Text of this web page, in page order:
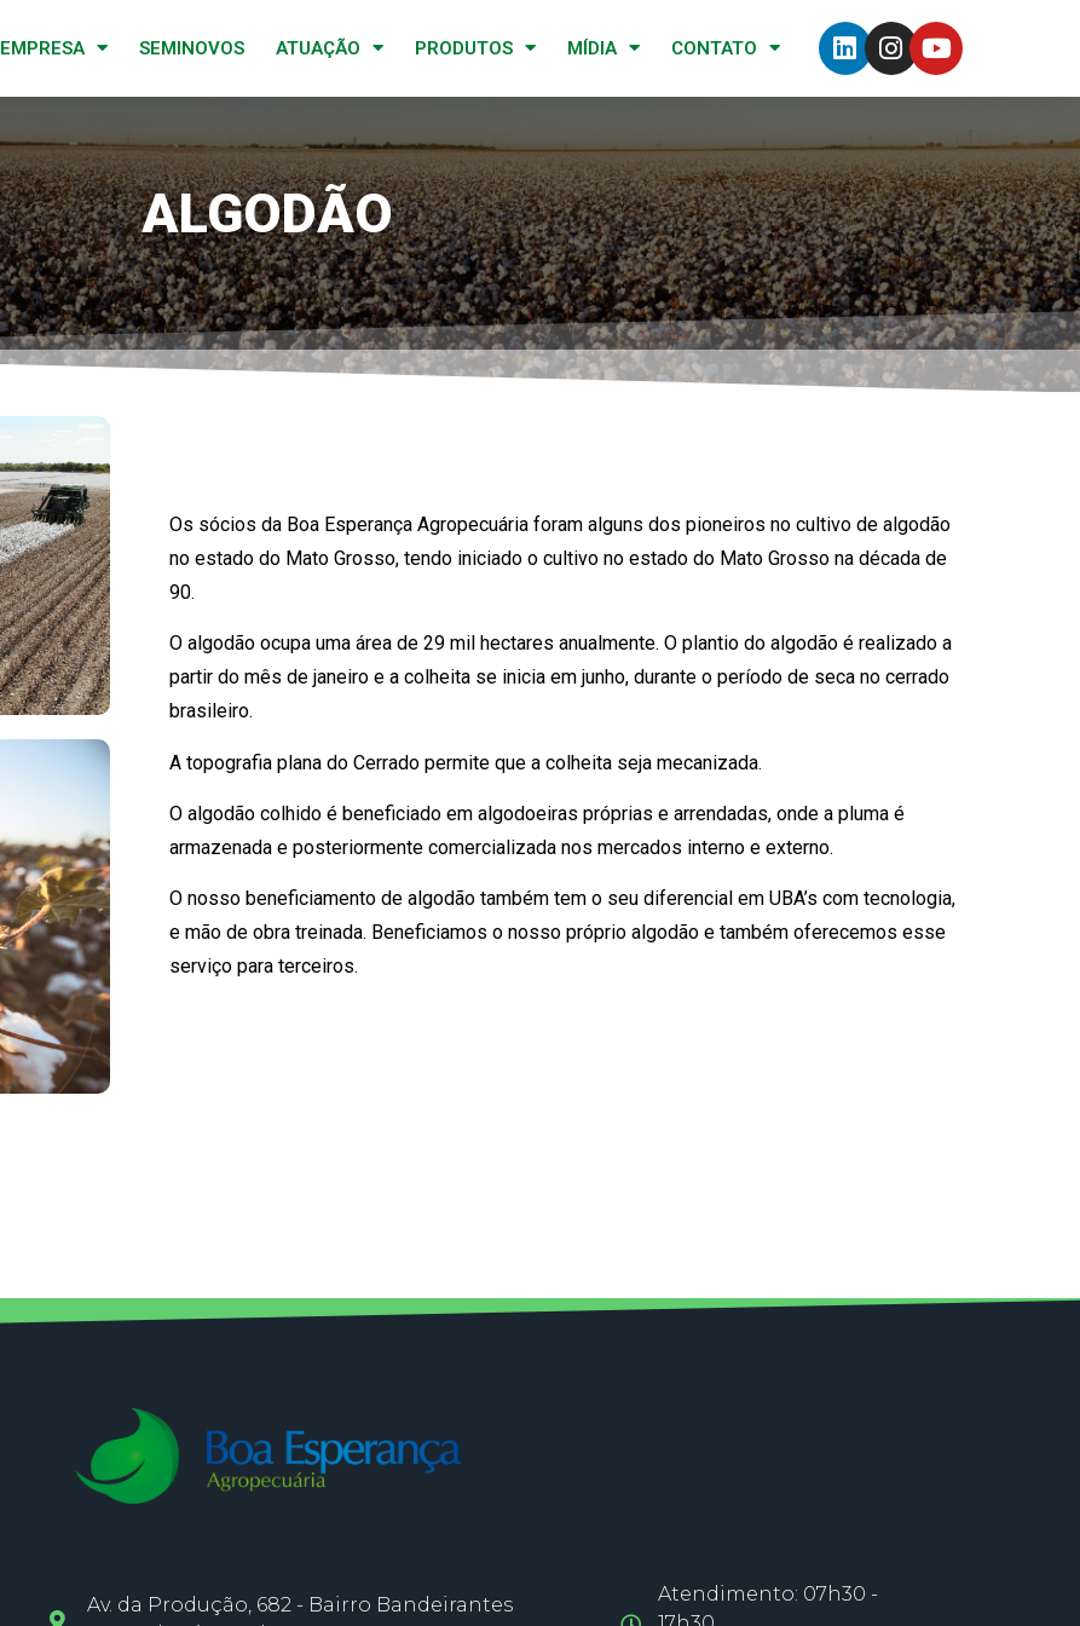
EMPRESA SEMINOVOS ATUAÇÃO PRODUTOS MÍDIA CONTATO
ALGODÃO
Os sócios da Boa Esperança Agropecuária foram alguns dos pioneiros no cultivo de algodão
no estado do Mato Grosso, tendo iniciado o cultivo no estado do Mato Grosso na década de
90.
O algodão ocupa uma área de 29 mil hectares anualmente. O plantio do algodão é realizado a
partir do mês de janeiro e a colheita se inicia em junho, durante o período de seca no cerrado
brasileiro.
A topografia plana do Cerrado permite que a colheita seja mecanizada.
O algodão colhido é beneficiado em algodoeiras próprias e arrendadas, onde a pluma é
armazenada e posteriormente comercializada nos mercados interno e externo.
O nosso beneficiamento de algodão também tem o seu diferencial em UBA’s com tecnologia,
e mão de obra treinada. Beneficiamos o nosso próprio algodão e também oferecemos esse
serviço para terceiros.
Av. da Produção, 682 - Bairro Bandeirantes
Atendimento: 07h30 -